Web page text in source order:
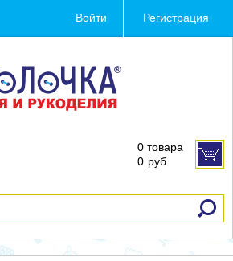
Войти Регистрация
0 товара
0 руб.